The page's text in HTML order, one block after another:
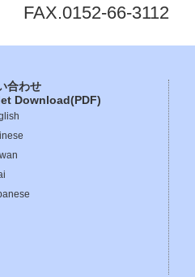
FAX.0152-66-3112
合わせ
Download(PDF)